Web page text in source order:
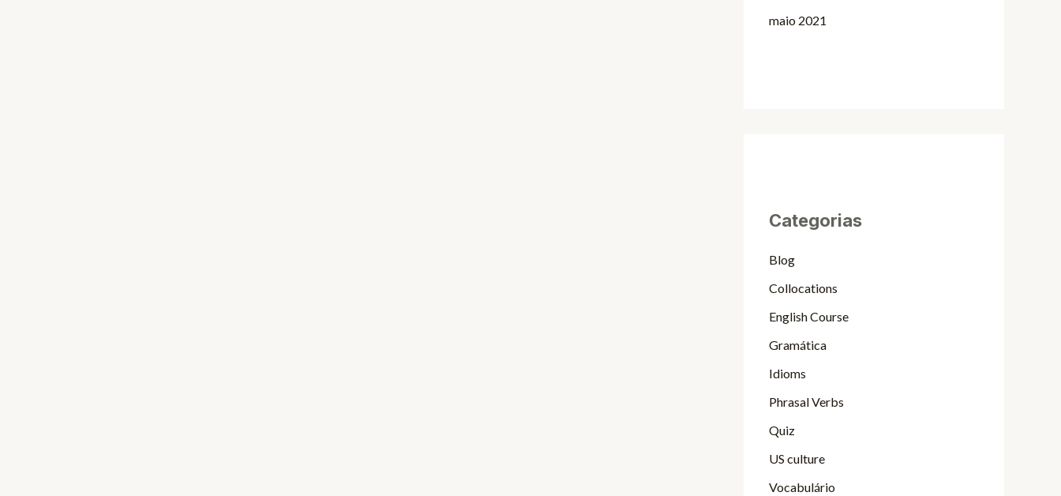
maio 2021
Categorias
Blog
Collocations
English Course
Gramática
Idioms
Phrasal Verbs
Quiz
US culture
Vocabulário